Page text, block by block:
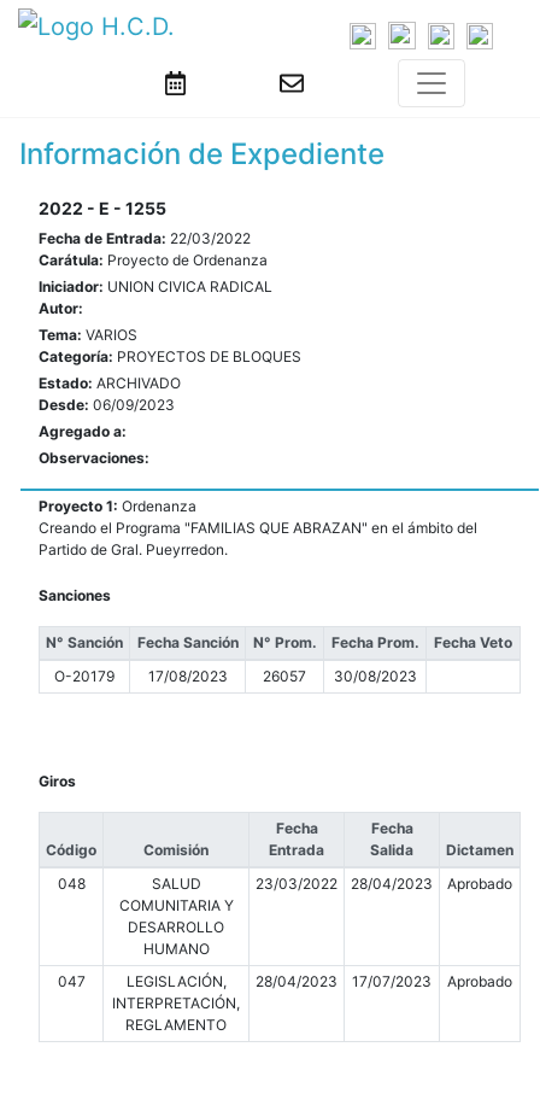
Información de Expediente
2022 - E - 1255
Fecha de Entrada: 22/03/2022
Carátula: Proyecto de Ordenanza
Iniciador: UNION CIVICA RADICAL
Autor:
Tema: VARIOS
Categoría: PROYECTOS DE BLOQUES
Estado: ARCHIVADO
Desde: 06/09/2023
Agregado a:
Observaciones:
Proyecto 1: Ordenanza
Creando el Programa "FAMILIAS QUE ABRAZAN" en el ámbito del
Partido de Gral. Pueyrredon.
Sanciones
N° Sanción Fecha Sanción N° Prom. Fecha Prom.
Fecha Veto
O-20179
17/08/2023 26057 30/08/2023
Giros
Código Comisión
Fecha
Entrada
Fecha
Salida
Dictamen
048
SALUD
COMUNITARIA Y
DESARROLLO
HUMANO
23/03/2022 28/04/2023 Aprobado
047
LEGISLACIÓN,
INTERPRETACIÓN,
REGLAMENTO
28/04/2023 17/07/2023 Aprobado